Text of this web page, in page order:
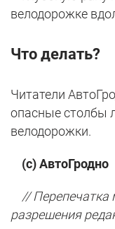
Что делать?
Читатели
опасные столбы
велодорожки.
(с) АвтоГродно
// Перепечатка
разрешения